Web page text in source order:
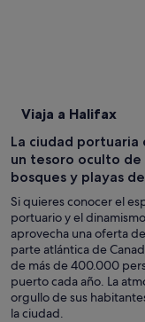
Viaja a Halifax
La ciudad
un tesoro oculto
bosques y playas
Si quieres conocer el
portuario y el
aprovecha una oferta
parte atlántica de
de más de 400.000
puerto cada año. La
orgullo de sus
la ciudad.